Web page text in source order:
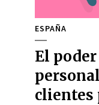
ESPAÑA
El
clientes